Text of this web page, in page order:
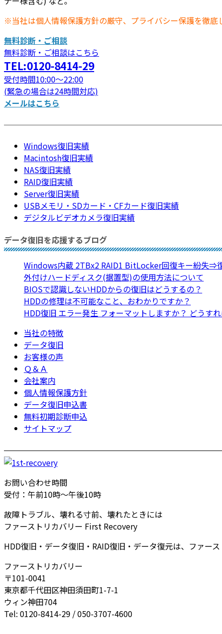
※当社は個人情報保護方針の厳守、プライバシー保護を徹底
無料診断・ご相談
無料診断・ご相談はこちら
TEL:0120-8414-29
受付時間10:00～22:00
(緊急の場合は24時間対応)
メールはこちら
Windows復旧実績
Macintosh復旧実績
NAS復旧実績
RAID復旧実績
Server復旧実績
USBメモリ・SDカード・CFカード復旧実績
デジタルビデオカメラ復旧実績
データ復旧を応援するブログ
Windows内蔵 2TBx2 RAID1 BitLocker回復キー紛失⇒
外付けハードディスク(据置型)の使用方法について
BIOSで認識しないHDDからの復旧はどうするの？
HDDの修理は不可能なこと、おわかりですか？
HDD復旧 エラー発生 フォーマットしますか？ どうす
当社の特徴
データ復旧
お客様の声
Ｑ＆Ａ
会社案内
個人情報保護方針
データ復旧申込書
無料初期診断申込
サイトマップ
お問い合わせ時間
受付：午前10時～午後10時
故障トラブル、壊れる寸前、壊れたときには
ファーストリカバリー First Recovery
HDD復旧・データ復旧・RAID復旧・データ復元は、ファー
ファーストリカバリー
〒101-0041
東京都千代田区神田須田町1-7-1
ウィン神田704
Tel: 0120-8414-29 / 050-3707-4600